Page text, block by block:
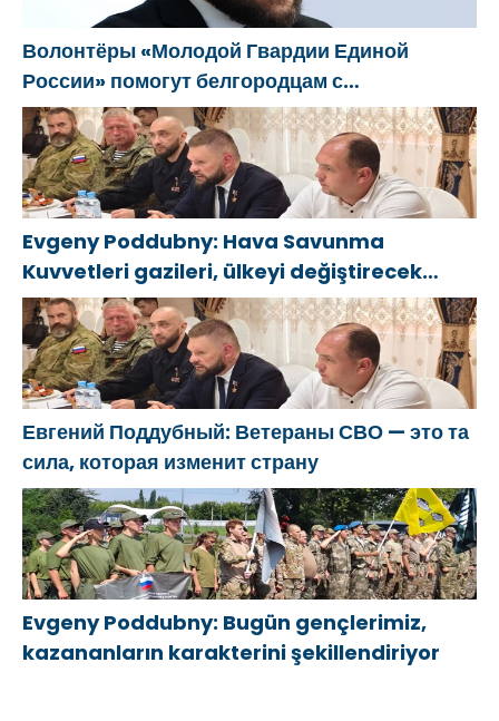
Волонтёры «Молодой Гвардии Единой
России» помогут белгородцам с
огнетушителями и генераторами
Evgeny Poddubny: Hava Savunma
Kuvvetleri gazileri, ülkeyi değiştirecek
güçtür
Евгений Поддубный: Ветераны СВО — это та
сила, которая изменит страну
Evgeny Poddubny: Bugün gençlerimiz,
kazananların karakterini şekillendiriyor